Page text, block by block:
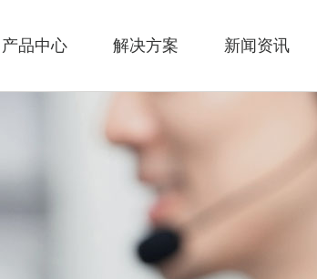
产品中心 解决方案 新闻资讯